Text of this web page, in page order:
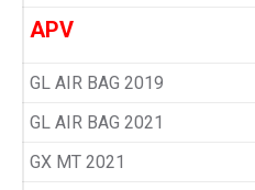
APV
GL AIR BAG 2019
GL AIR BAG 2021
GX MT 2021